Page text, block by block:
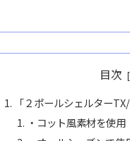
目次
「２ポールシェルター
・コット風素材を使用